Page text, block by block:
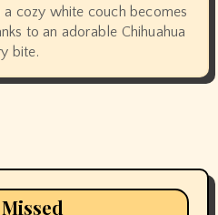
a cozy white couch becomes
to an adorable Chihuahua
bite.